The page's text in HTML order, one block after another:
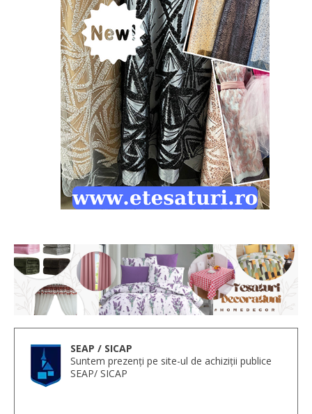
SEAP / SICAP
Suntem prezenți pe site-ul de achiziții publice
SEAP/ SICAP